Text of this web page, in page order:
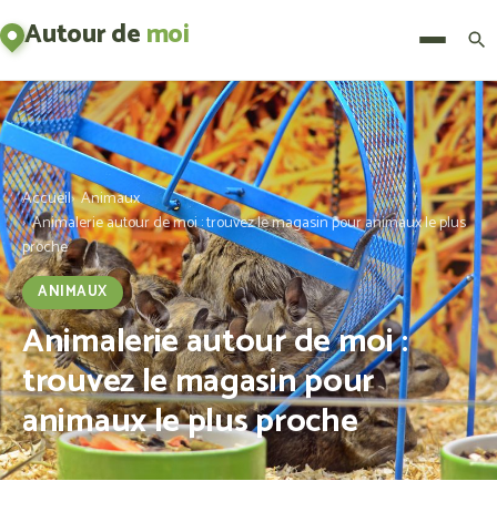
Autour demoi Menu
Accueil Animaux
Animalerie autour de moi : trouvez le magasin pour animaux le plus
proche
ANIMAUX
Animalerie autour de moi :
trouvez le magasin pour
animaux le plus proche